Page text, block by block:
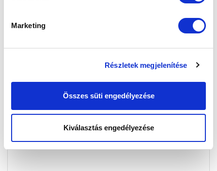
Marketing
Részletek megjelenítése
Összes süti engedélyezése
Kiválasztás engedélyezése
MTK BUDAPEST II - KBSC 0-0
2016-10-09 17:54:07
Értékes pontot szerzett az első csapatból visszajátszó